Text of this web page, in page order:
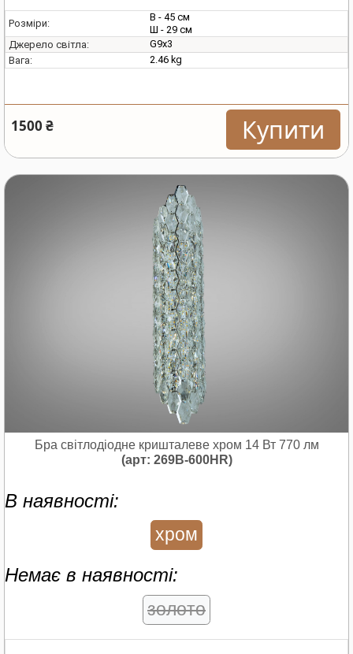
Розміри:
В - 45 см
Ш - 29 см
Джерело світла:
G9х3
Вага:
2.46 kg
1500 ₴ Купити
Бра світлодіодне кришталеве хром 14 Вт 770 лм
(арт: 269B-600HR)
В наявності:
хром
Немає в наявності:
золото